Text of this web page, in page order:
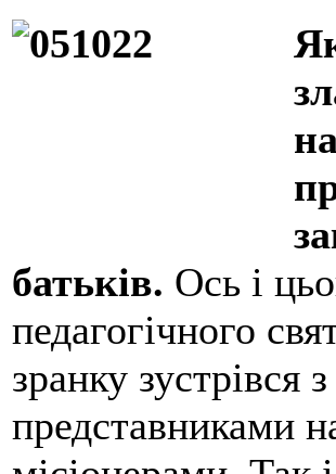
батьків. Ось і
педагогічного
зранку зустрівся
представниками